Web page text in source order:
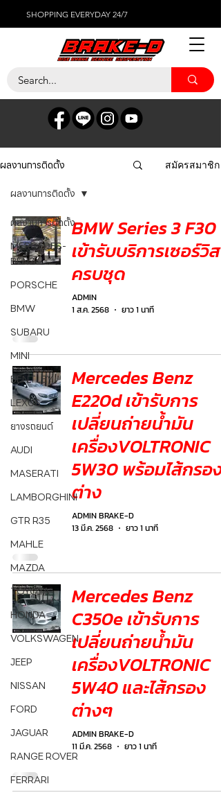
SHOPPING EVERYDAY 24/7
ผลงานการติดตั้ง สมัครสมาชิก
ผลงานการติดตั้ง
MERCEDES-
BENZ
PORSCHE
BMW
SUBARU
MINI
BENTLEY
LEXUS
ยางรถยนต์
AUDI
MASERATI
LAMBORGHINI
GTR R35
MAHLE
MAZDA
TOYOTA
HONDA
VOLKSWAGEN
JEEP
NISSAN
FORD
JAGUAR
RANGE ROVER
FERRARI
ผลงานการติดตั้ง
BMW Series 3 F30
เข้ารับบริการเซอร์วิส
ครบชุด
ADMIN
1 ส.ค. 2568
ยาว 1 นาที
Mercedes Benz
E220d เข้ารับการ
เปลี่ยนถ่ายน้ำมัน
เครื่องVOLTRONIC
5W30 พร้อมไส้กรอง
ต่าง
ADMIN BRAKE-D
13 มี.ค. 2568
ยาว 1 นาที
Mercedes Benz
C350e เข้ารับการ
เปลี่ยนถ่ายน้ำมัน
เครื่องVOLTRONIC
5W40 และไส้กรอง
ต่างๆ
ADMIN BRAKE-D
11 มี.ค. 2568
ยาว 1 นาที